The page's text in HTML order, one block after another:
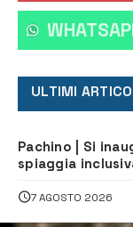
ULTIMI
Pachino | Si
spiaggia
tutti
7 AGOSTO 2026